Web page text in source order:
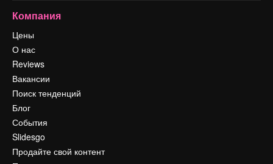
Компания
Цены
О нас
Reviews
Вакансии
Поиск тенденций
Блог
События
Slidesgo
Продайте свой контент